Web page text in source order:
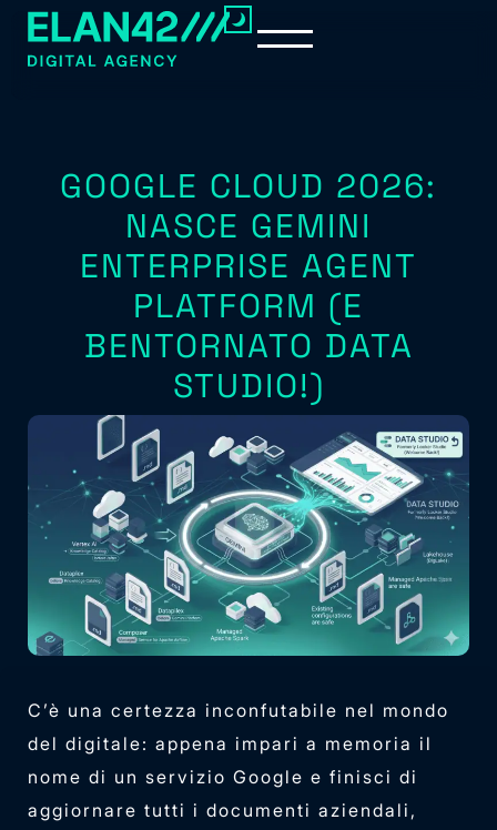
GOOGLE CLOUD 2026:
NASCE GEMINI
ENTERPRISE AGENT
PLATFORM (E
BENTORNATO DATA
STUDIO!)
C’è una certezza inconfutabile nel mondo
del digitale: appena impari a memoria il
nome di un servizio Google e finisci di
aggiornare tutti i documenti aziendali,